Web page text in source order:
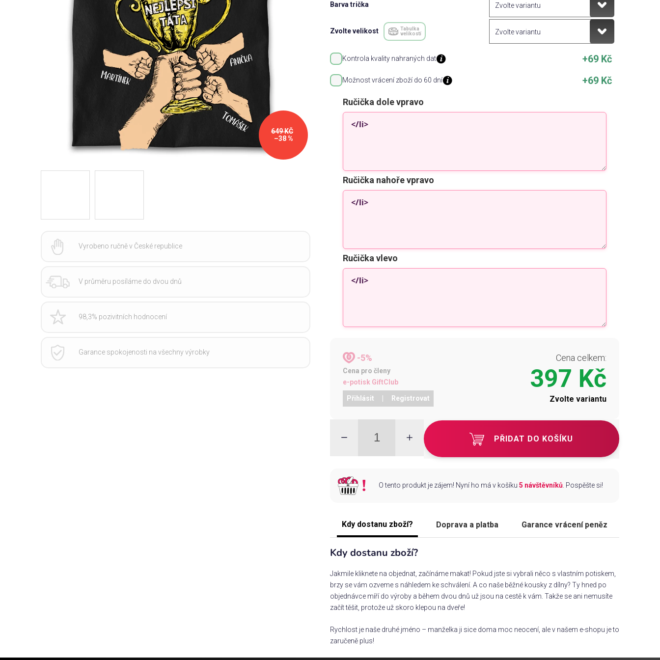
Barva trička
Zvolte velikost
Tabulka
velikostí
Kontrola kvality nahraných dat +69 Kč
Možnost vrácení zboží do 60 dní +69 Kč
Ručička dole vpravo
Ručička nahoře vpravo
Ručička vlevo
-5%
Cena pro členy
e-potisk GiftClub
Přihlásit Registrovat
Cena celkem:
397 Kč
Zvolte variantu
PŘIDAT DO KOŠÍKU
O tento produkt je zájem! Nyní ho má v košíku 5 návštěvníků. Pospěšte si!
Kdy dostanu zboží? Doprava a platba Garance vrácení peněz
Kdy dostanu zboží?
Jakmile kliknete na objednat, začínáme makat! Pokud jste si vybrali něco s vlastním potiskem,
brzy se vám ozveme s náhledem ke schválení. A co naše běžné kousky z dílny? Ty hned po
objednávce míří do výroby a během dvou dnů už jsou na cestě k vám. Takže se ani nemusíte
začít těšit, protože už skoro klepou na dveře!
Rychlost je naše druhé jméno – manželka ji sice doma moc neocení, ale v našem e-shopu je to
zaručeně plus!
649 KČ
–38 %
Vyrobeno ručně v České republice
V průměru posíláme do dvou dnů
98,3% pozivitních hodnocení
Garance spokojenosti na všechny výrobky